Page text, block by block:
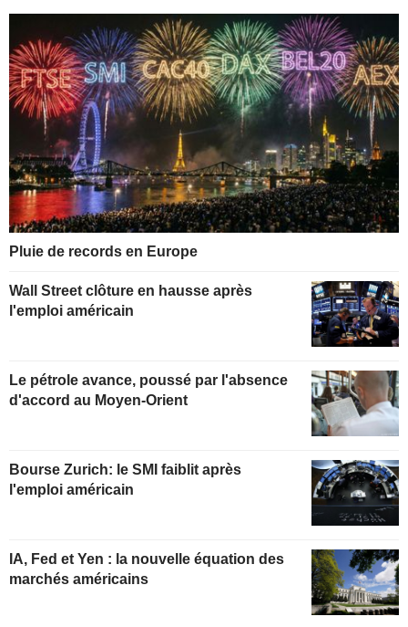
Pluie de records en Europe
Wall Street clôture en hausse après
l'emploi américain
Le pétrole avance, poussé par l'absence
d'accord au Moyen-Orient
Bourse Zurich: le SMI faiblit après
l'emploi américain
IA, Fed et Yen : la nouvelle équation des
marchés américains